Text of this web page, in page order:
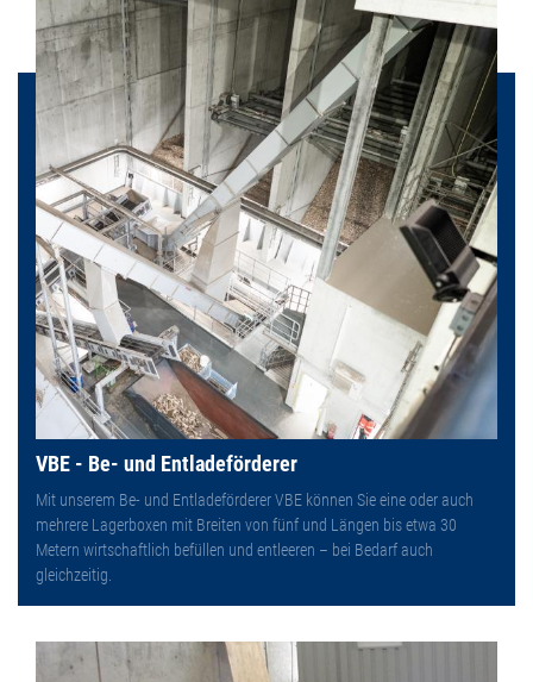
VBE - Be- und Entladeförderer
Mit unserem Be- und Entladeförderer VBE können Sie eine oder auch
mehrere Lagerboxen mit Breiten von fünf und Längen bis etwa 30
Metern wirtschaftlich befüllen und entleeren – bei Bedarf auch
gleichzeitig.